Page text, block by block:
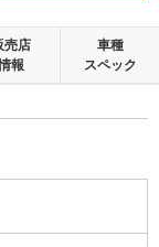
売店
報
車種
スペック